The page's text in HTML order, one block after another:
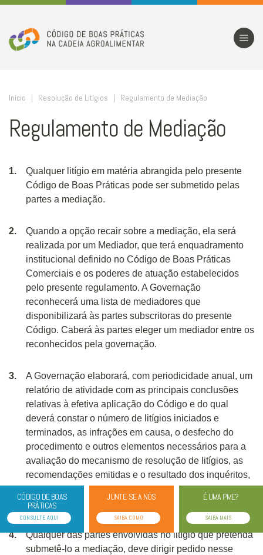
Início | Resolução de Litígios | Regulamento de Mediação
Regulamento de Mediação
Qualquer litígio em matéria abrangida pelo presente
Código de Boas Práticas pode ser submetido pelas
partes a mediação.
Quando a opção recair sobre a mediação, ela será
realizada por um Mediador, que terá enquadramento
institucional definido no Código de Boas Práticas
Comerciais e os poderes de atuação estabelecidos
pelo presente regulamento. A Governação
reconhecerá uma lista de mediadores que
disponibilizará às partes subscritoras do presente
Código. Caberá às partes eleger um mediador entre os
reconhecidos pela governação.
A Governação elaborará, com periodicidade anual, um
relatório de atividade com as principais conclusões
relativas à efetiva aplicação do Código e do qual
deverá constar o número de litígios iniciados e
terminados, as infrações em causa, o desfecho do
procedimento e outros elementos necessários para a
avaliação do mecanismo de resolução de litígios, as
recomendações emitidas e o resultado dos inquéritos,
sendo que o relatório será divulgado aos subscritores
e aderentes do Código
Qualquer das partes envolvidas no litígio que pretenda
submetê-lo a mediação, deve dirigir pedido nesse
CÓDIGO DE BOAS
PRÁTICAS
CONSULTE AQUI
JUNTE-SE A NÓS
SAIBA COMO
É UMA PME?
SAIBA MAIS